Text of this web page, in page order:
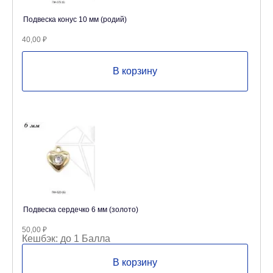
Подвеска конус 10 мм (родий)
40,00 ₽
В корзину
Подвеска сердечко 6 мм (золото)
50,00 ₽
Кешбэк: до 1 Балла
В корзину